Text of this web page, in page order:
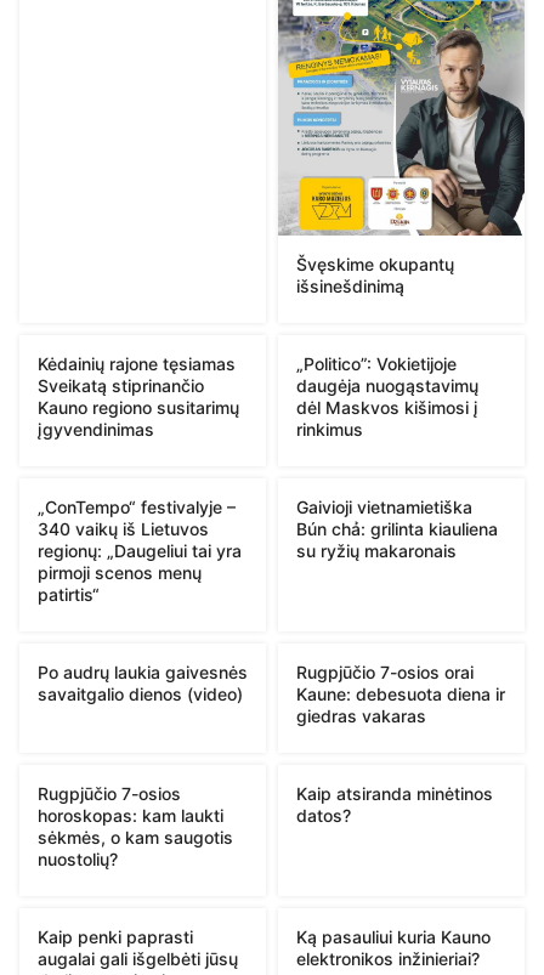
Švęskime okupantų
išsinešdinimą
Kėdainių rajone tęsiamas
Sveikatą stiprinančio
Kauno regiono susitarimų
įgyvendinimas
„Politico”: Vokietijoje
daugėja nuogąstavimų
dėl Maskvos kišimosi į
rinkimus
„ConTempo“ festivalyje –
340 vaikų iš Lietuvos
regionų: „Daugeliui tai yra
pirmoji scenos menų
patirtis“
Gaivioji vietnamietiška
Bún chả: grilinta kiauliena
su ryžių makaronais
Po audrų laukia gaivesnės
savaitgalio dienos (video)
Rugpjūčio 7-osios orai
Kaune: debesuota diena ir
giedras vakaras
Rugpjūčio 7-osios
horoskopas: kam laukti
sėkmės, o kam saugotis
nuostolių?
Kaip atsiranda minėtinos
datos?
Kaip penki paprasti
augalai gali išgelbėti jūsų
Ką pasauliui kuria Kauno
elektronikos inžinieriai?